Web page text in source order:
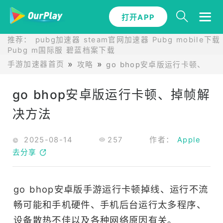
打开APP
推荐： pubg加速器 steam官网加速器 Pubg mobile下载
Pubg m国际服 碧蓝档案下载
手游加速器首页
攻略 go bhop安卓版运行卡顿、掉帧
go bhop安卓版运行卡顿、掉帧解
决方法
2025-08-14 257 作者： Apple
去分享
go bhop安卓版手游运行卡顿掉线、运行不流
畅可能和手机硬件、手机后台运行太多程序、
设备散热不佳以及各种网络原因有关。